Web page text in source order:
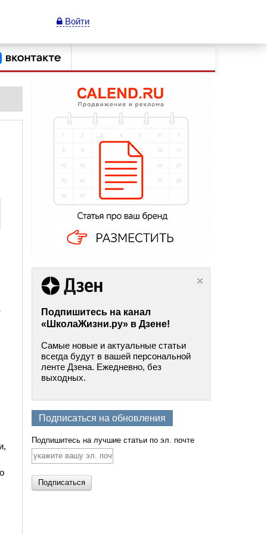
Войти
Подпишитесь на канал
«ШколаЖизни.ру» в Дзене!
Самые новые и актуальные статьи
всегда будут в вашей персональной
ленте Дзена. Ежедневно, без
выходных.
Подписаться на обновления
Подпишитесь на лучшие статьи по эл. почте